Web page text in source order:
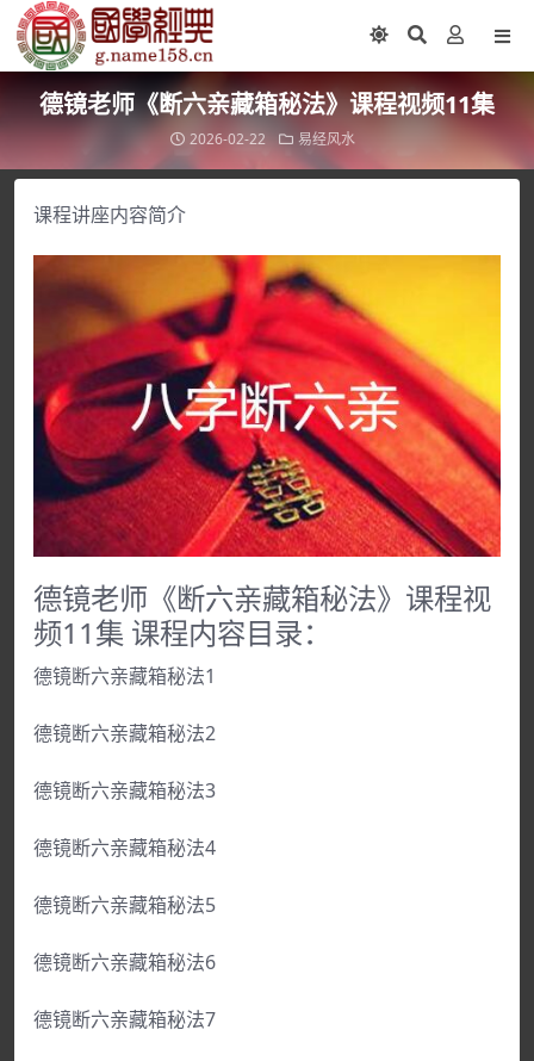
德镜老师《断六亲藏箱秘法》课程视频11集
2026-02-22 易经风水
课程讲座内容简介
德镜老师《断六亲藏箱秘法》课程视
频11集 课程内容目录：
德镜断六亲藏箱秘法1
德镜断六亲藏箱秘法2
德镜断六亲藏箱秘法3
德镜断六亲藏箱秘法4
德镜断六亲藏箱秘法5
德镜断六亲藏箱秘法6
德镜断六亲藏箱秘法7